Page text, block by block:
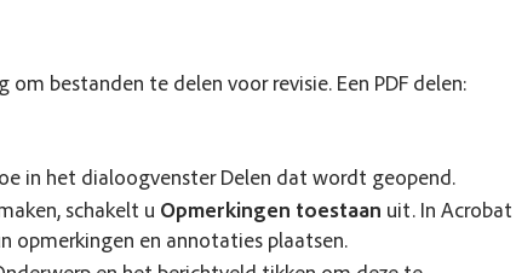
bestanden te delen voor revisie. Een PDF delen:
in het dialoogvenster Delen dat wordt geopend.
schakelt u Opmerkingen toestaan uit. In Acrobat
opmerkingen en annotaties plaatsen.